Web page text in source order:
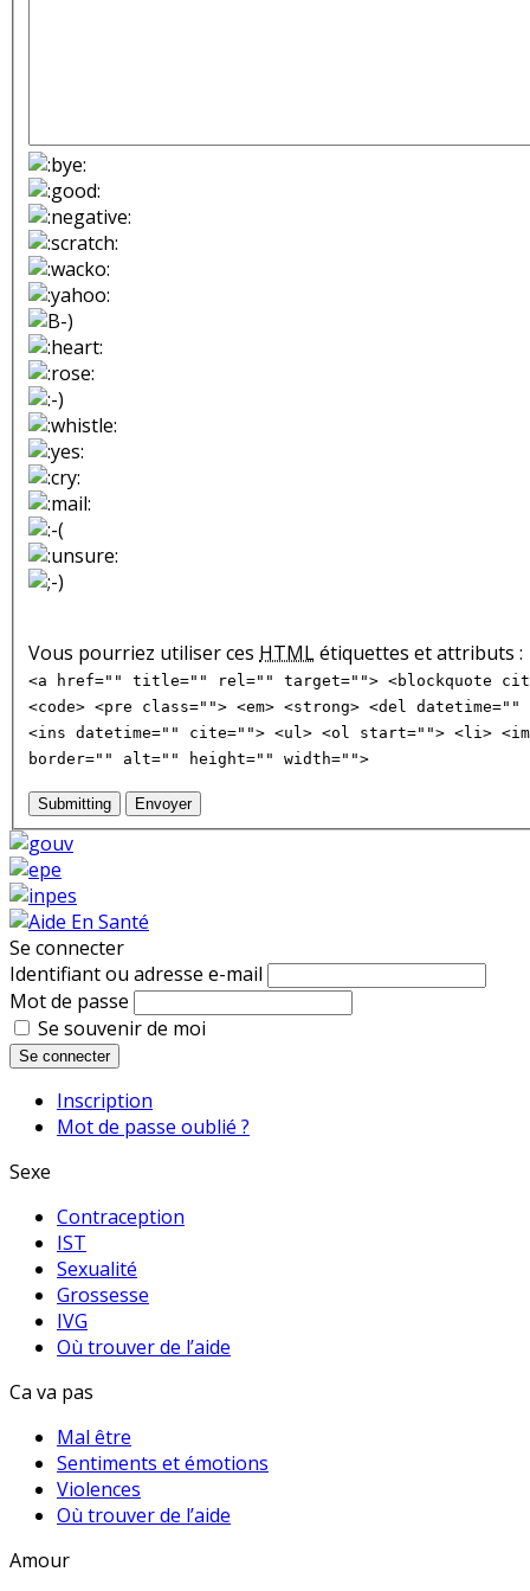
Vous pourriez utiliser ces HTMLétiquettes et attributs :
<a href="" title="" rel="" target=""> <blockquote
<code> <pre class=""> <em> <strong> <del
<ins datetime="" cite=""> <ul> <ol start=""> <li>
border="" alt="" height="" width="">
Submitting Envoyer
Se connecter
Identifiant ou adresse e-mail
Mot de passe
Se souvenir de moi
Se connecter
Inscription
Mot de passe oublié ?
Sexe
Contraception
IST
Sexualité
Grossesse
IVG
Où trouver de l’aide
Ca va pas
Mal être
Sentiments et émotions
Violences
Où trouver de l’aide
Amour